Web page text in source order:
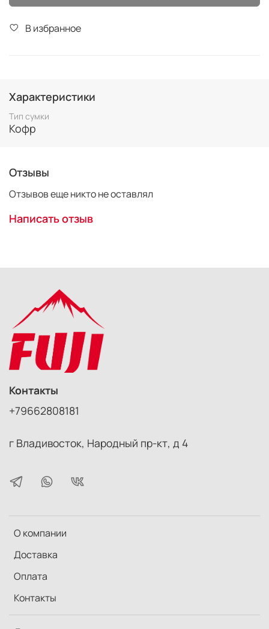
В избранное
Характеристики
Тип сумки
Кофр
Отзывы
Отзывов еще никто не оставлял
Написать отзыв
О компании
Доставка
Оплата
Контакты
Контакты
+79662808181
г Владивосток, Народный пр-кт, д 4